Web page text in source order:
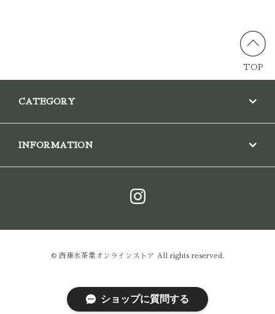
TOP
CATEGORY
INFORMATION
© 西垂水茶業オンラインストア All rights reserved.
ショップに質問する